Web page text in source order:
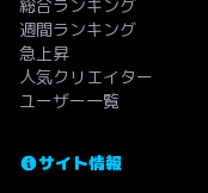
総合ランキング
週間ランキング
急上昇
人気クリエイター
ユーザー一覧
サイト情報